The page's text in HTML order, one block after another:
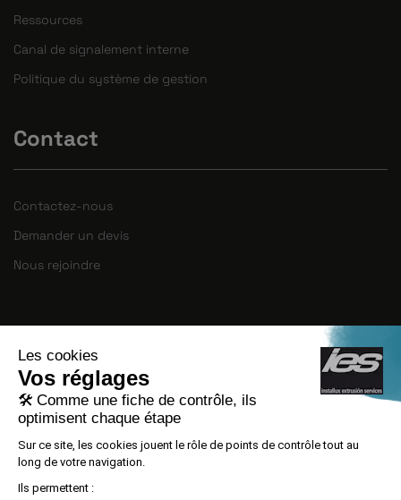
Ressources
Canal de signalement interne
Politique du système de gestion
Contact
Contactez-nous
Demander un devis
Nous rejoindre
INSTALLUX EXTRUSION SERVICES S.L.U a
mené à bien le PROJET DE CRÉATION
D’EMPLOI, numéro de dossier
ACE029/21/000074, avec le soutien d’ACCIÓ
grâce à l’appel à propositions ALT IMPACTE
2021.